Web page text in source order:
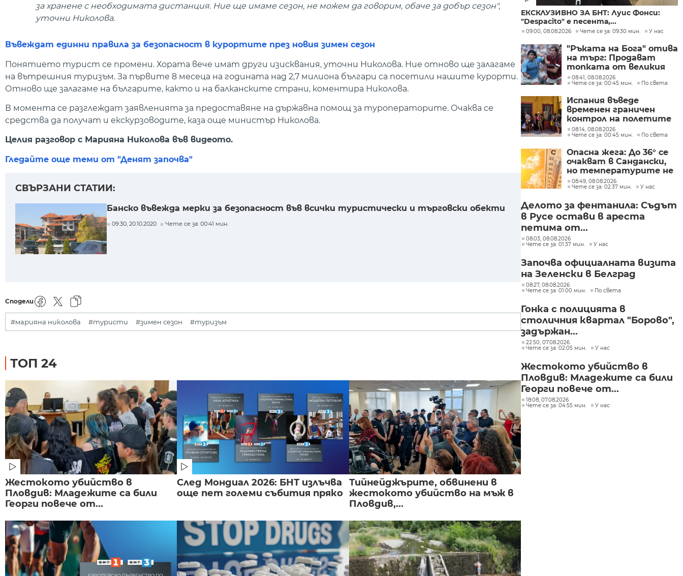
за хранене с необходимата дистанция. Ние ще имаме сезон, не можем да говорим, обаче за добър сезон",
уточни Николова.
Въвеждат единни правила за безопасност в курортите през новия зимен сезон
Понятието турист се промени. Хората вече имат други изисквания, уточни Николова. Ние отново ще залагаме
на вътрешния туризъм. За първите 8 месеца на годината над 2,7 милиона българи са посетили нашите курорти.
Отново ще залагаме на българите, както и на балканските страни, коментира Николова.
В момента се разглеждат заявленията за предоставяне на държавна помощ за туроператорите. Очаква се
средства да получат и екскурзоводите, каза още министър Николова.
Целия разговор с Марияна Николова във видеото.
Гледайте още теми от "Денят започва"
СВЪРЗАНИ СТАТИИ:
Банско въвежда мерки за безопасност във всички туристически и търговски обекти
09:30, 20.10.2020 Чете се за: 00:41 мин.
Сподели
#марияна николова #туристи #зимен сезон #туризъм
ТОП 24
Жестокото убийство в
Пловдив: Младежите са били
Георги повече от...
След Мондиал 2026: БНТ излъчва
още пет големи събития пряко
Тийнейджърите, обвинени в
жестокото убийство на мъж в
Пловдив,...
ЕКСКЛУЗИВНО ЗА БНТ: Луис Фонси:
"Despacito" е песента,...
09:00, 08.08.2026 Чете се за: 09:30 мин. У нас
"Ръката на Бога" отива
на търг: Продават
топката от великия
гол на Марадона
08:41, 08.08.2026
Чете се за: 00:45 мин.
По света
Испания въведе
временен граничен
контрол на полетите
и корабите
пристигащи от
08:14, 08.08.2026
Чете се за: 00:45 мин.
По света
Опасна жега: До 36° се
очакват в Сандански,
но температурите не
са рекордни
08:49, 08.08.2026
Чете се за: 02:37 мин.
У нас
Делото за фентанила: Съдът
в Русе остави в ареста
петима от...
08:03, 08.08.2026
Чете се за: 01:37 мин.
У нас
Започва официалната визита
на Зеленски в Белград
08:27, 08.08.2026
Чете се за: 01:00 мин.
По света
Гонка с полицията в
столичния квартал "Борово",
задържан...
22:50, 07.08.2026
Чете се за: 02:05 мин.
У нас
Жестокото убийство в
Пловдив: Младежите са били
Георги повече от...
18:08, 07.08.2026
Чете се за: 04:55 мин.
У нас